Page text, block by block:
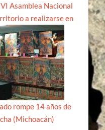
Asamblea Nacional
a realizarse en
rompe 14 años de
(Michoacán)